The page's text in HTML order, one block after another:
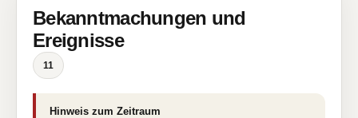
Bekanntmachungen und
Ereignisse
11
Hinweis zum Zeitraum